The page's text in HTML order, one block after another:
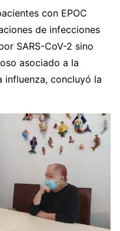
con EPOC
de infecciones
SARS-CoV-2 sino
asociado a la
influenza, concluyó la